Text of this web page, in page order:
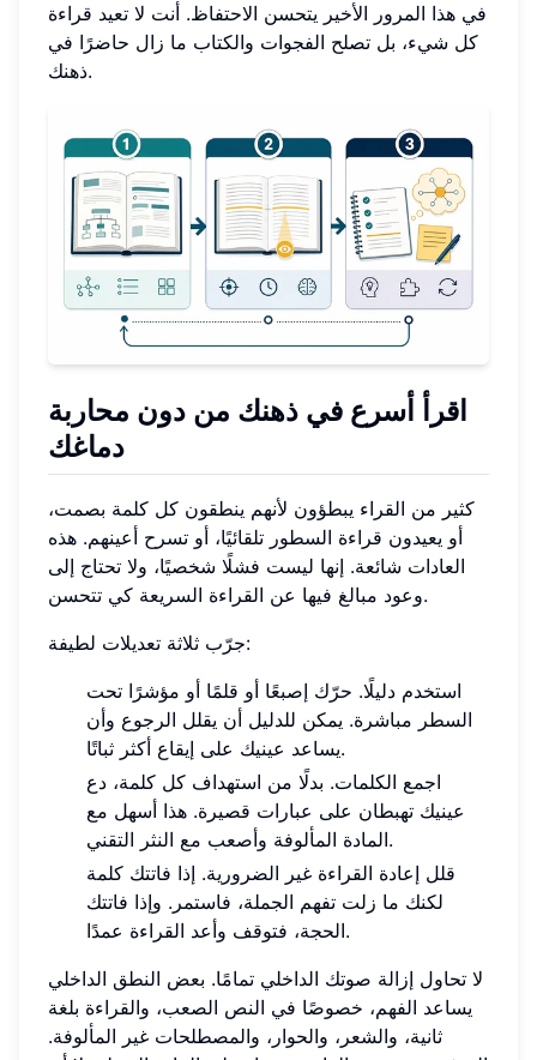
في هذا المرور الأخير يتحسن الاحتفاظ. أنت لا تعيد قراءة
كل شيء، بل تصلح الفجوات والكتاب ما زال حاضرًا في
ذهنك.
اقرأ أسرع في ذهنك من دون محاربة
دماغك
كثير من القراء يبطؤون لأنهم ينطقون كل كلمة بصمت،
أو يعيدون قراءة السطور تلقائيًا، أو تسرح أعينهم. هذه
العادات شائعة. إنها ليست فشلًا شخصيًا، ولا تحتاج إلى
وعود مبالغ فيها عن القراءة السريعة كي تتحسن.
جرّب ثلاثة تعديلات لطيفة:
استخدم دليلًا. حرّك إصبعًا أو قلمًا أو مؤشرًا تحت
السطر مباشرة. يمكن للدليل أن يقلل الرجوع وأن
يساعد عينيك على إيقاع أكثر ثباتًا.
اجمع الكلمات. بدلًا من استهداف كل كلمة، دع
عينيك تهبطان على عبارات قصيرة. هذا أسهل مع
المادة المألوفة وأصعب مع النثر التقني.
قلل إعادة القراءة غير الضرورية. إذا فاتتك كلمة
لكنك ما زلت تفهم الجملة، فاستمر. وإذا فاتتك
الحجة، فتوقف وأعد القراءة عمدًا.
لا تحاول إزالة صوتك الداخلي تمامًا. بعض النطق الداخلي
يساعد الفهم، خصوصًا في النص الصعب، والقراءة بلغة
ثانية، والشعر، والحوار، والمصطلحات غير المألوفة.